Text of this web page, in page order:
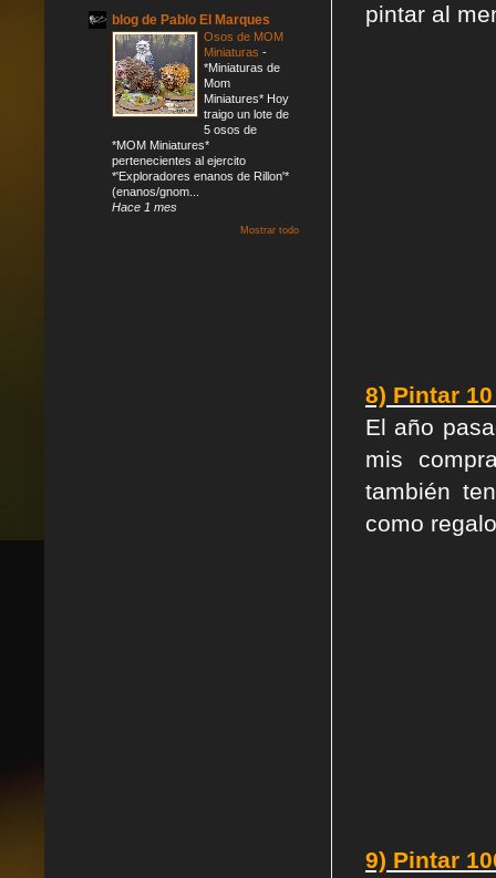
pintar al
8) Pintar
El año
mis
también
como
9) Pintar
blog de Pablo El Marques
Osos de MOM
Miniaturas -
*Miniaturas de
Mom
Miniatures* Hoy
traigo un lote de
5 osos de
*MOM Miniatures*
pertenecientes al ejercito
*'Exploradores enanos de Rillon'*
(enanos/gnom...
Hace 1 mes
Mostrar todo